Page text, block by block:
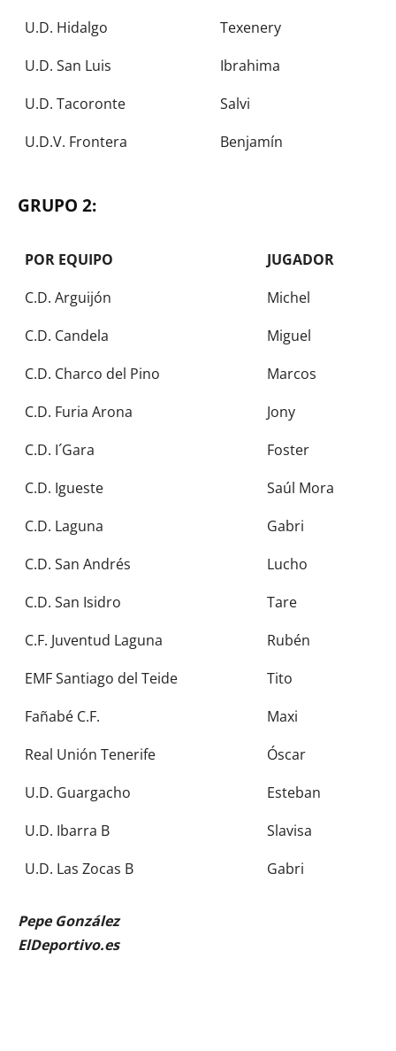
U.D. Hidalgo
Texenery
U.D. San Luis
Ibrahima
U.D. Tacoronte
Salvi
U.D.V. Frontera
Benjamín
GRUPO 2:
POR EQUIPO
JUGADOR
C.D. Arguijón
Michel
C.D. Candela
Miguel
C.D. Charco del Pino
Marcos
C.D. Furia Arona
Jony
C.D. I´Gara
Foster
C.D. Igueste
Saúl Mora
C.D. Laguna
Gabri
C.D. San Andrés
Lucho
C.D. San Isidro
Tare
C.F. Juventud Laguna
Rubén
EMF Santiago del Teide
Tito
Fañabé C.F.
Maxi
Real Unión Tenerife
Óscar
U.D. Guargacho
Esteban
U.D. Ibarra B
Slavisa
U.D. Las Zocas B
Gabri
Pepe González
ElDeportivo.es